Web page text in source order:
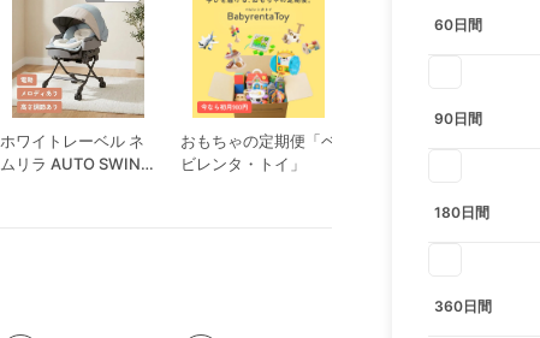
60日間
90日間
180日間
360日間
ホワイトレーベル ネ
ムリラ AUTO SWING
おもちゃの定期便「ベ
ビレンタ・トイ」